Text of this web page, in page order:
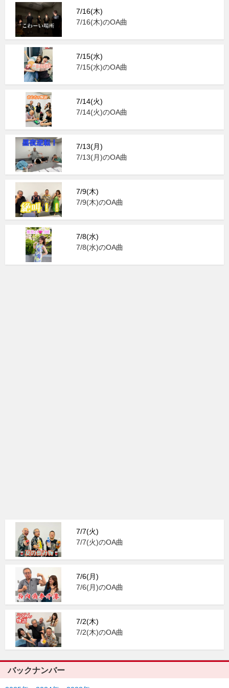
7/16(木)
7/16(木)のOA曲
7/15(水)
7/15(水)のOA曲
7/14(火)
7/14(火)のOA曲
7/13(月)
7/13(月)のOA曲
7/9(木)
7/9(木)のOA曲
7/8(水)
7/8(水)のOA曲
7/7(火)
7/7(火)のOA曲
7/6(月)
7/6(月)のOA曲
7/2(木)
7/2(木)のOA曲
バックナンバー